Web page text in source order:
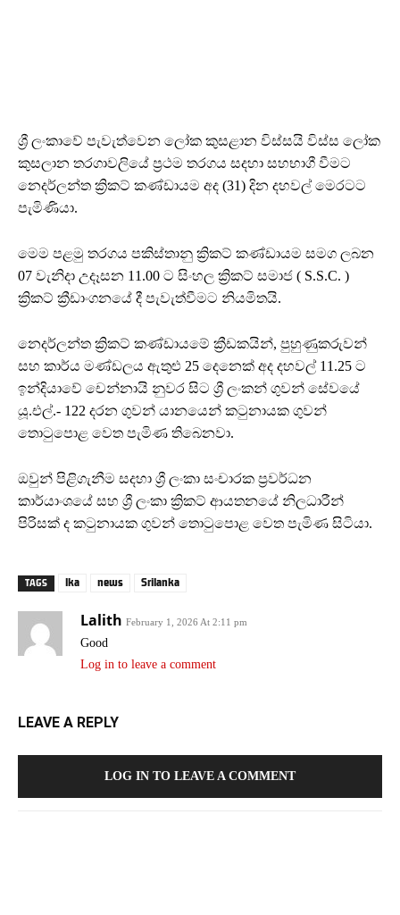
ශ්‍රී ලංකාවේ පැවැත්වෙන ලෝක කුසළාන විස්සයි විස්ස ලෝක
කුසලාන තරගාවලියේ ප්‍රථම තරගය සදහා සහභාගී වීමට
නෙදර්ලන්ත ක්‍රිකට් කණ්ඩායම අද (31) දින දහවල් මෙරටට
පැමිණියා.
මෙම පළමු තරගය පකිස්තානු ක්‍රිකට් කණ්ඩායම සමග ලබන
07 වැනිදා උදෑසන 11.00 ට සිංහල ක්‍රිකට් සමාජ ( S.S.C. )
ක්‍රිකට් ක්‍රීඩාංගනයේ දී පැවැත්වීමට නියමිතයි.
නෙදර්ලන්ත ක්‍රිකට් කණ්ඩායමේ ක්‍රීඩකයින්, පුහුණුකරුවන්
සහ කාර්ය මණ්ඩලය ඇතුළු 25 දෙනෙක් අද දහවල් 11.25 ට
ඉන්දියාවේ චෙන්නායි නුවර සිට ශ්‍රී ලංකන් ගුවන් සේවයේ
යූ.එල්.- 122 දරන ගුවන් යානයෙන් කටුනායක ගුවන්
තොටුපොළ වෙත පැමිණ තිබෙනවා.
ඔවුන් පිළිගැනීම සදහා ශ්‍රී ලංකා සංචාරක ප්‍රවර්ධන
කාර්යාංශයේ සහ ශ්‍රී ලංකා ක්‍රිකට් ආයතනයේ නිලධාරීන්
පිරිසක් ද කටුනායක ගුවන් තොටුපොළ වෙත පැමිණ සිටියා.
TAGS lka news Srilanka
Lalith February 1, 2026 At 2:11 pm
Good
Log in to leave a comment
LEAVE A REPLY
LOG IN TO LEAVE A COMMENT